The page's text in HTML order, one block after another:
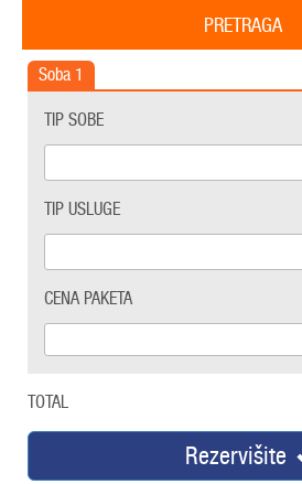
PRETRAGA
Soba 1
TIP SOBE
TIP USLUGE
CENA PAKETA
TOTAL
Rezervišite